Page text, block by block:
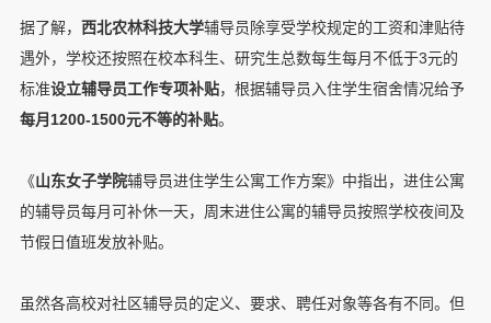
据了解， 西北农林科技大学辅导员除享受学校规定的工资和津贴待
遇外，学校还按照在校本科生、研究生总数每生每月不低于3元的
标准设立辅导员工作专项补贴，根据辅导员入住学生宿舍情况给予
每月1200-1500元不等的补贴。
《山东女子学院辅导员进住学生公寓工作方案》中指出，进住公寓
的辅导员每月可补休一天，周末进住公寓的辅导员按照学校夜间及
节假日值班发放补贴。
虽然各高校对社区辅导员的定义、要求、聘任对象等各有不同。但